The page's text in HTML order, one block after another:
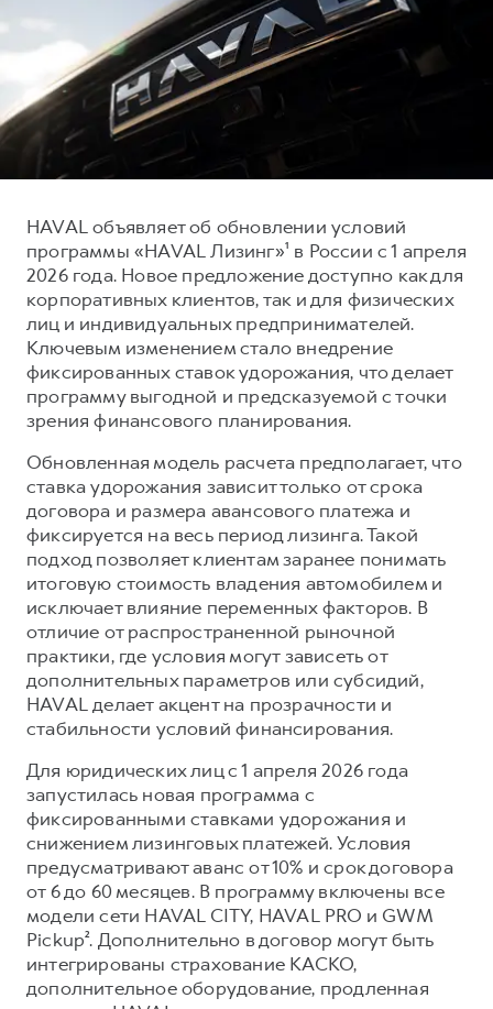
DARGO
от 3 199 000 ₽
F7
от 2 899 000 ₽ от 3 599 000 ₽
от 3 449 000 ₽
Тест-драйв
Трейд-ин
КРЕДИТ И СТРАХОВАНИЕ
Кредитный калькулятор
Кредит
КОРПОРАТИВНЫМ КЛИЕНТАМ
Для малого бизнеса
Корпоративным клиентам
Крупным корпоративным клиентам
Система управления автопарком
Сервис для корпоративных клиентов
HAVAL Лизинг
АКСЕССУАРЫ HAVAL
Автомобильные аксессуары
Коллекция CITY
Коллекция Базовая
Коллекция Детская
СЕРВИСНОЕ ОБСЛУЖИВАНИЕ
Нулевое ТО
Программа «Помощь на дороге»
Регламенты технического обслуживания
Электронный ПТС
ПОДДЕРЖКА
GWM Безопасность
Гарантия HAVAL
Мобильное приложение GWM
Программа «HAVAL Защита+»
Руководства по эксплуатации
Подписки
АКСЕССУАРЫ HAVAL
Автомобильные аксессуары
Коллекция CITY
Коллекция Базовая
Коллекция Детская
О дилере
Наша команда
Контакты
HAVAL объявляет об обновлении условий
программы «HAVAL Лизинг»¹ в России с 1 апреля
2026 года. Новое предложение доступно как для
корпоративных клиентов, так и для физических
лиц и индивидуальных предпринимателей.
Ключевым изменением стало внедрение
фиксированных ставок удорожания, что делает
программу выгодной и предсказуемой с точки
зрения финансового планирования.
Обновленная модель расчета предполагает, что
ставка удорожания зависит только от срока
договора и размера авансового платежа и
фиксируется на весь период лизинга. Такой
подход позволяет клиентам заранее понимать
итоговую стоимость владения автомобилем и
исключает влияние переменных факторов. В
отличие от распространенной рыночной
практики, где условия могут зависеть от
дополнительных параметров или субсидий,
HAVAL делает акцент на прозрачности и
стабильности условий финансирования.
Для юридических лиц с 1 апреля 2026 года
запустилась новая программа с
фиксированными ставками удорожания и
снижением лизинговых платежей. Условия
предусматривают аванс от 10% и срок договора
от 6 до 60 месяцев. В программу включены все
модели сети HAVAL CITY, HAVAL PRO и GWM
Pickup². Дополнительно в договор могут быть
интегрированы страхование КАСКО,
дополнительное оборудование, продленная